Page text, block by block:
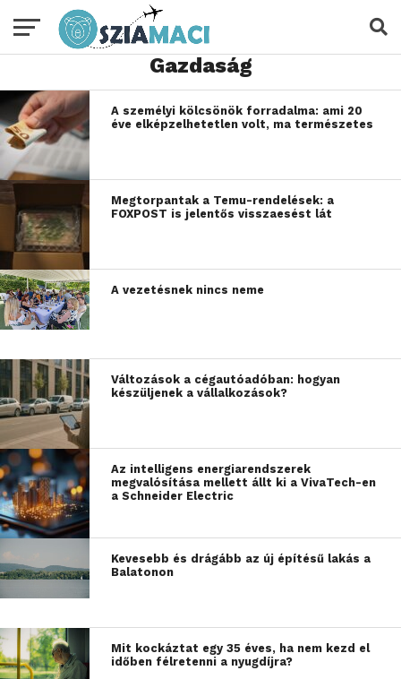
Gazdaság
A személyi kölcsönök forradalma: ami 20
éve elképzelhetetlen volt, ma természetes
Megtorpantak a Temu-rendelések: a
FOXPOST is jelentős visszaesést lát
A vezetésnek nincs neme
Változások a cégautóadóban: hogyan
készüljenek a vállalkozások?
Az intelligens energiarendszerek
megvalósítása mellett állt ki a VivaTech-en
a Schneider Electric
Kevesebb és drágább az új építésű lakás a
Balatonon
Mit kockáztat egy 35 éves, ha nem kezd el
időben félretenni a nyugdíjra?